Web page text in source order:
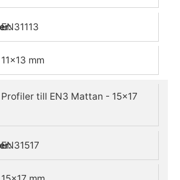
EN31113
11x13 mm
Profiler till EN3 Mattan - 15x17
EN31517